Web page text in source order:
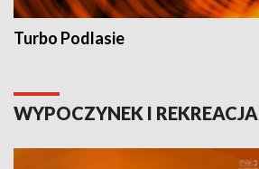
Turbo Podlasie
WYPOCZYNEK I REKREACJA